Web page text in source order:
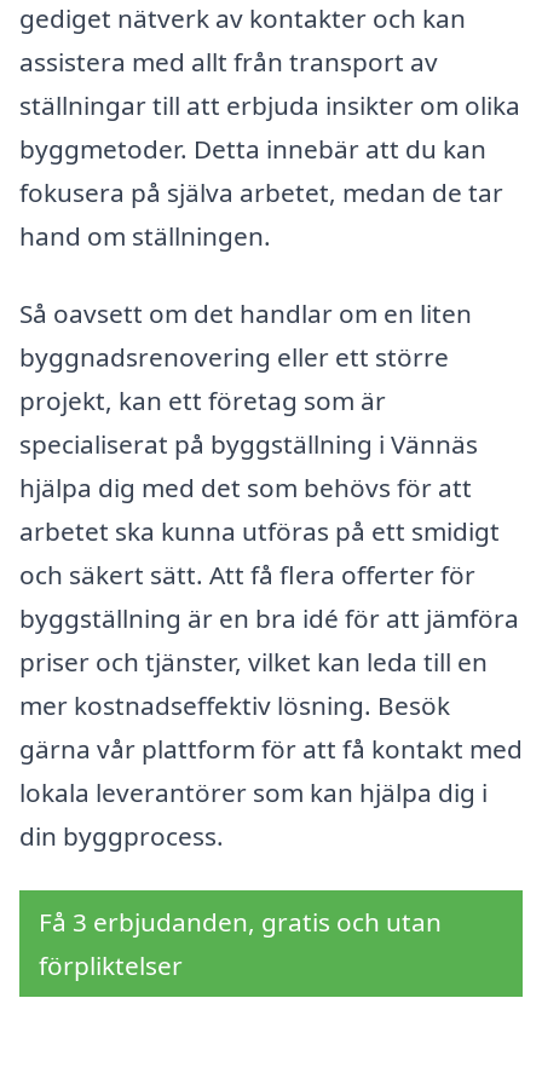
gediget nätverk av kontakter och kan
assistera med allt från transport av
ställningar till att erbjuda insikter om olika
byggmetoder. Detta innebär att du kan
fokusera på själva arbetet, medan de tar
hand om ställningen.
Så oavsett om det handlar om en liten
byggnadsrenovering eller ett större
projekt, kan ett företag som är
specialiserat på byggställning i Vännäs
hjälpa dig med det som behövs för att
arbetet ska kunna utföras på ett smidigt
och säkert sätt. Att få flera offerter för
byggställning är en bra idé för att jämföra
priser och tjänster, vilket kan leda till en
mer kostnadseffektiv lösning. Besök
gärna vår plattform för att få kontakt med
lokala leverantörer som kan hjälpa dig i
din byggprocess.
Få 3 erbjudanden, gratis och utan
förpliktelser